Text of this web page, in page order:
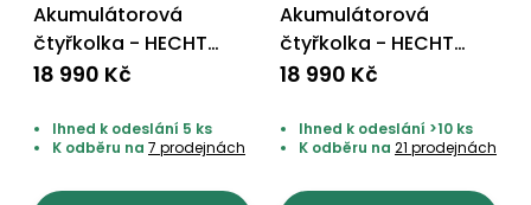
Akumulátorová
čtyřkolka - HECHT
51060 BLUE
18 990 Kč
Ihned k odeslání 5 ks
K odběru na 7 prodejnách
Akumulátorová
čtyřkolka - HECHT
51060 RED
18 990 Kč
Ihned k odeslání >10 ks
K odběru na 21 prodejnách